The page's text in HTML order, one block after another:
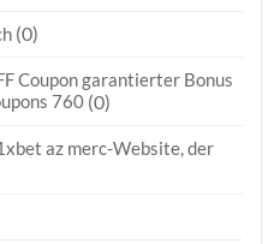
(0)
Coupon garantierter Bonus
760 (0)
az merc-Website, der